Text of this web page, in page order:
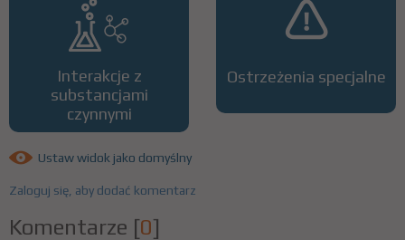
Interakcje z
substancjami
czynnymi
Ostrzeżenia specjalne
Ustaw widok jako domyślny
Zaloguj się, aby dodać komentarz
Komentarze [0]